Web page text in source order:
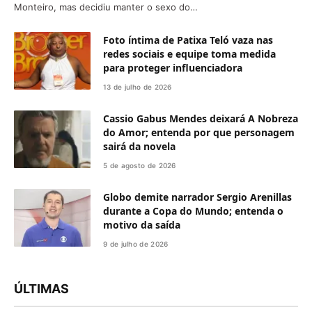
Monteiro, mas decidiu manter o sexo do…
Foto íntima de Patixa Teló vaza nas
redes sociais e equipe toma medida
para proteger influenciadora
13 de julho de 2026
Cassio Gabus Mendes deixará A Nobreza
do Amor; entenda por que personagem
sairá da novela
5 de agosto de 2026
Globo demite narrador Sergio Arenillas
durante a Copa do Mundo; entenda o
motivo da saída
9 de julho de 2026
ÚLTIMAS